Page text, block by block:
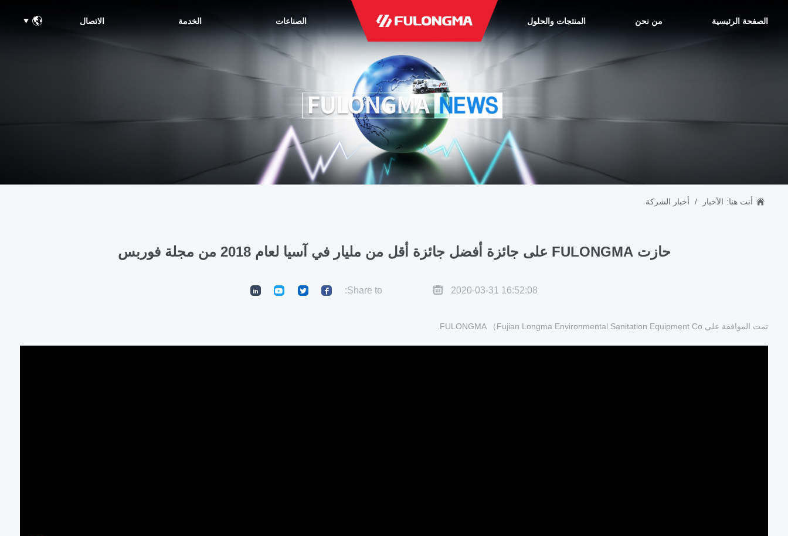
الصفحة الرئيسية من نحن المنتجات والحلول الصناعات الخدمة الاتصال
أنت هنا: الأخبار / أخبار الشركة
حازت FULONGMA على جائزة أفضل جائزة أقل من مليار في آسيا لعام 2018 من مجلة فوربس
2020-03-31 16:52:08
Share to:
تمت الموافقة على FULONGMA （Fujian Longma Environmental Sanitation Equipment Co.